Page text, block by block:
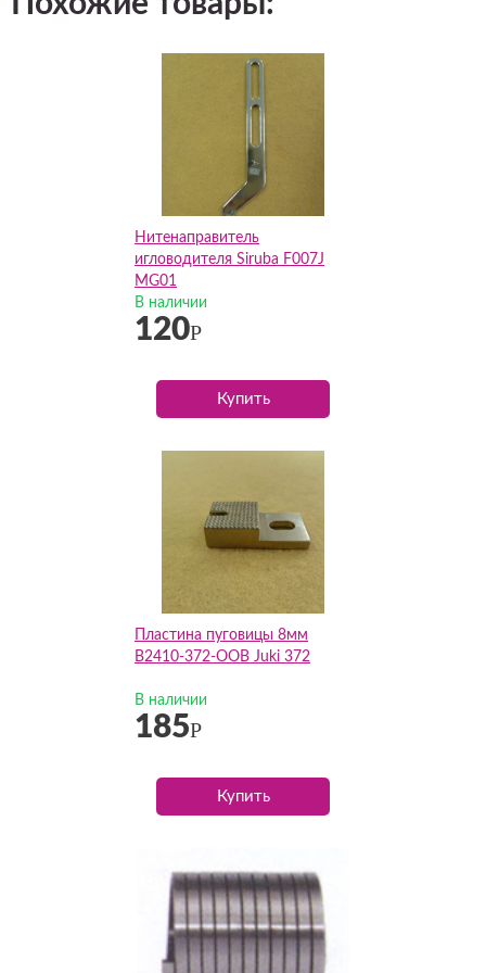
Нитенаправитель
игловодителя Siruba F007J
MG01
В наличии
120Р
Купить
Пластина пуговицы 8мм
B2410-372-OOB Juki 372
В наличии
185Р
Купить